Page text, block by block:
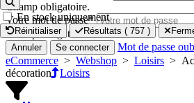
Champ obligatoire.
Votre mot de passe*
Champ obligatoire.
Annuler Se connecter
Mot de passe
eCommerce > Webshop > Loisirs >
décoration
Loisirs
En stock uniquement
Réinitialiser Résultats ( 757 )